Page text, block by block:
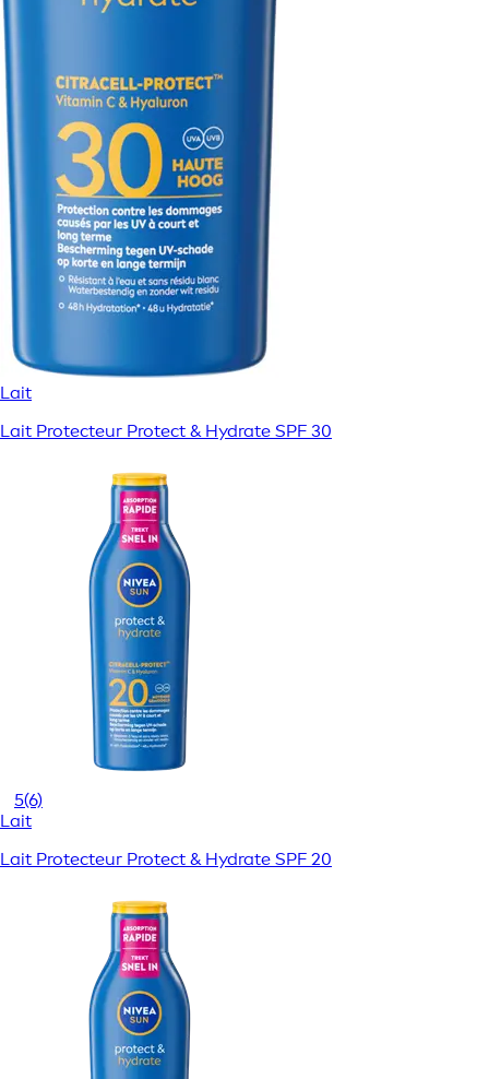
Lait
Lait Protecteur Protect & Hydrate SPF 30
5(6)
Lait
Lait Protecteur Protect & Hydrate SPF 20